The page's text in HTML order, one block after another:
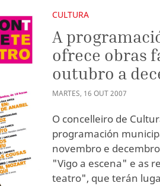
CULTURA
A
ofrece obras
outubro a
MARTES, 16 OUT2007
O concelleiro de
programación
novembro e
"Vigo a escena" e as
teatro", que terán